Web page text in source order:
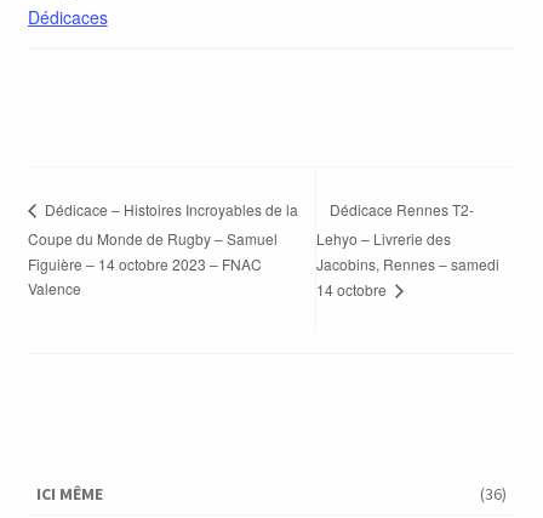
Dédicaces
Dédicace – Histoires Incroyables de la
Coupe du Monde de Rugby – Samuel
Figuière – 14 octobre 2023 – FNAC
Valence
Dédicace Rennes T2-
Lehyo – Livrerie des
Jacobins, Rennes – samedi
14 octobre
ICI MÊME
(36)